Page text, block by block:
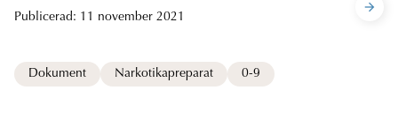
Publicerad: 11 november 2021
Dokument Narkotikapreparat 0-9